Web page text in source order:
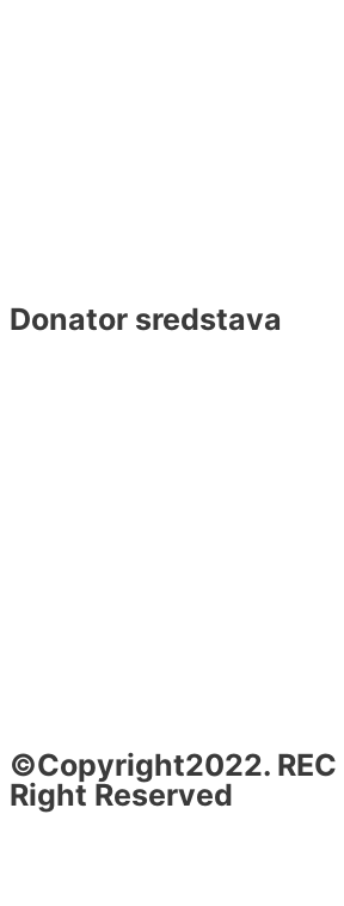
Donator sredstava
©Copyright2022. REC
Right Reserved
Design &